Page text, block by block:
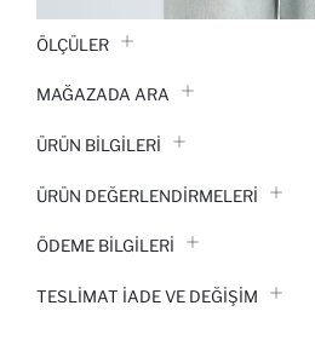
ÖLÇÜLER
MAĞAZADA ARA
ÜRÜN BILGILERI
ÜRÜN DEĞERLENDİRMELERİ
ÖDEME BİLGİLERİ
TESLIMAT İADE VE DEĞIŞIM